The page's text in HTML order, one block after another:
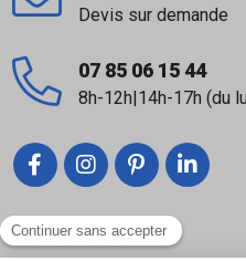
Liens utiles
Devis sur demande
07 85 06 15 44
8h-12h|14h-17h (du